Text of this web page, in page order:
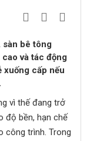
bê tông
và tác động
xuống cấp nếu
vì thế đang trở
độ bền, hạn chế
công trình. Trong